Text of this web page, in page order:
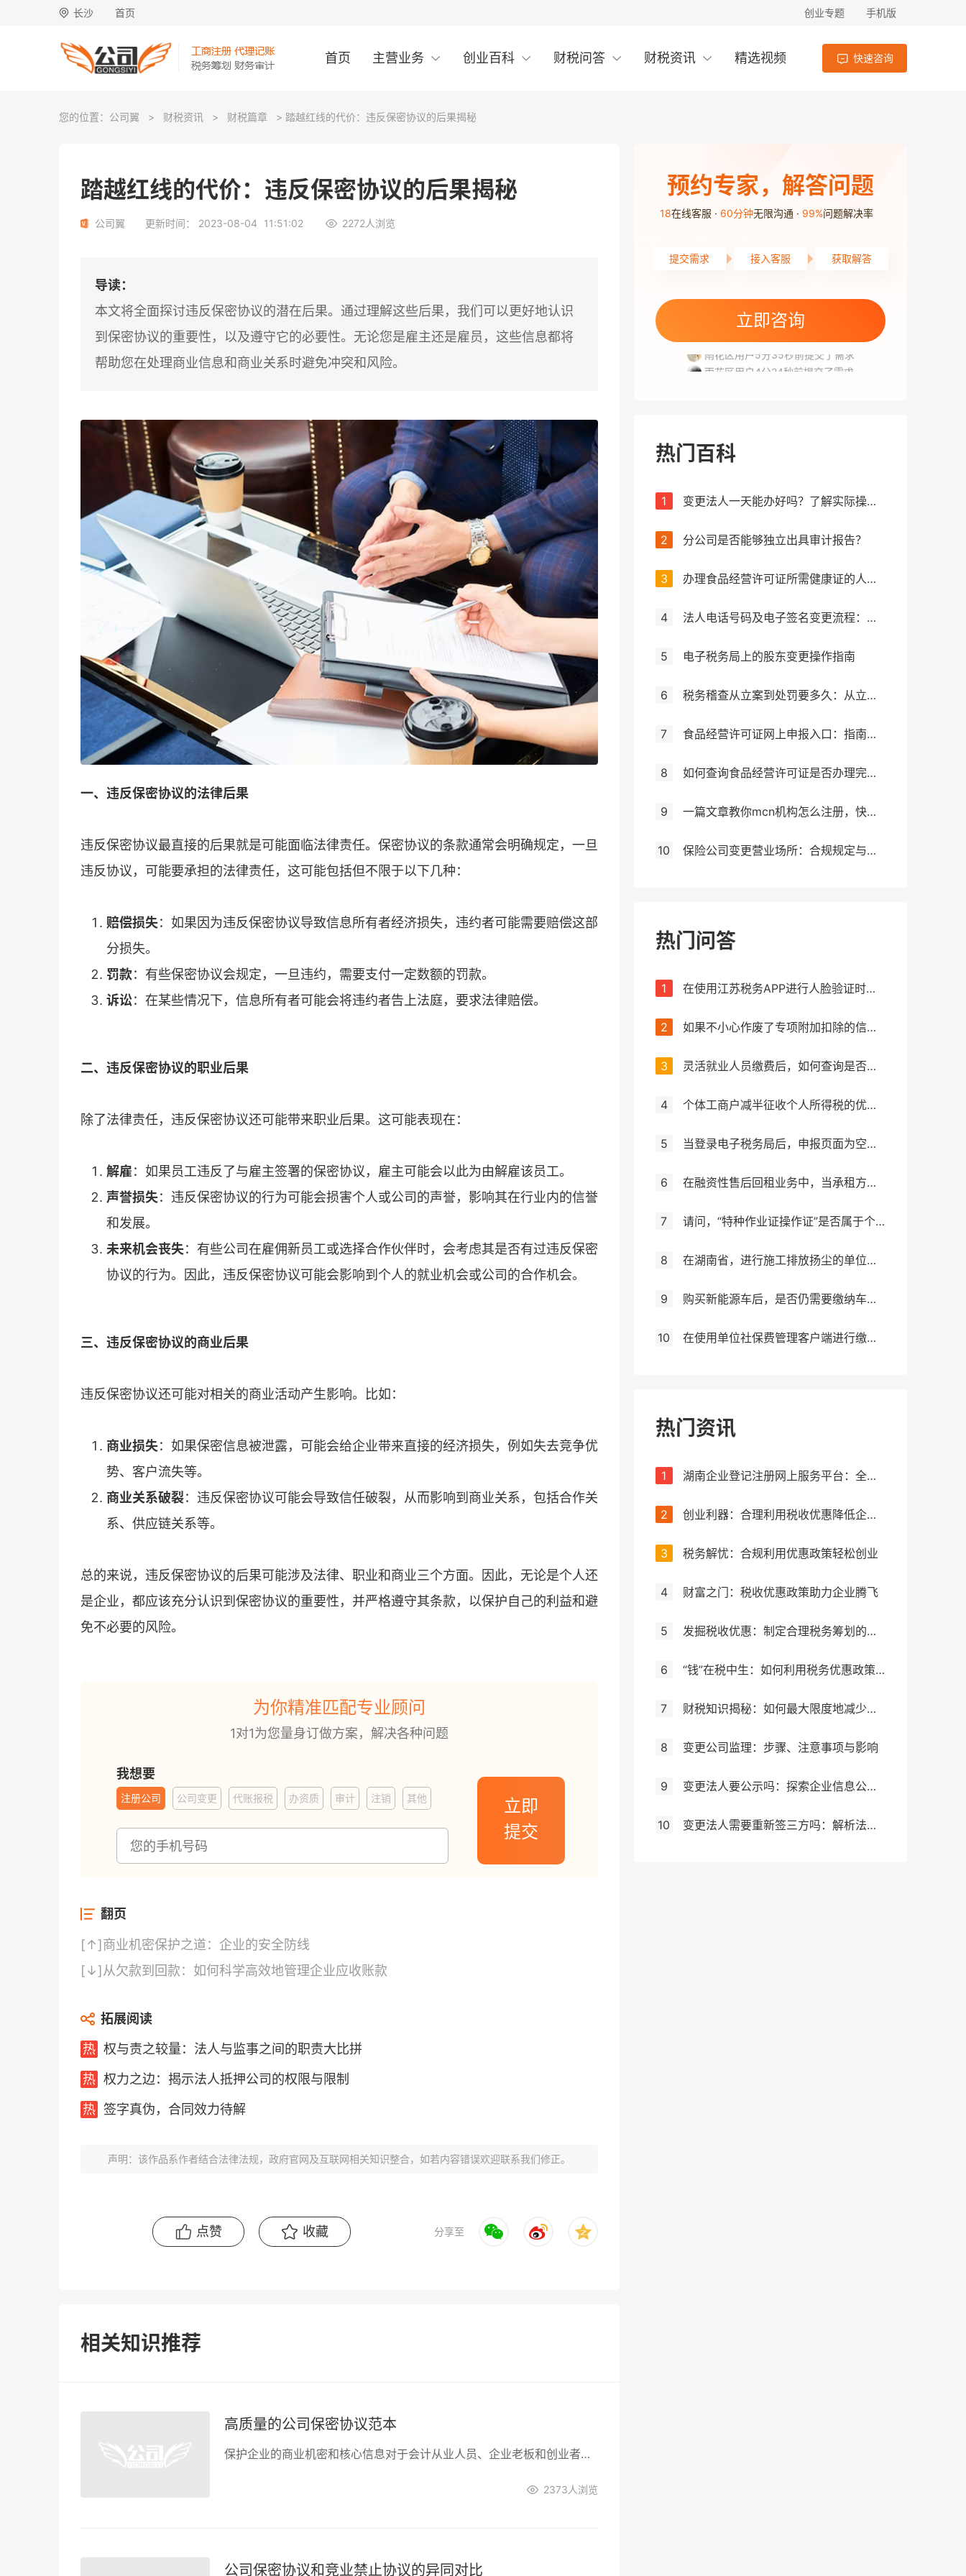
长沙 首页 创业专题 手机版
首页 主营业务 创业百科 财税问答 财税资讯 精选视频 快速咨询
您的位置： 公司翼 > 财税资讯 > 财税篇章 > 踏越红线的代价：违反保密协议的后果揭秘
踏越红线的代价：违反保密协议的后果揭秘
公司翼 更新时间： 2023-08-04 11:51:02 2272人浏览
导读：
本文将全面探讨违反保密协议的潜在后果。通过理解这些后果，我们可以更好地认识
到保密协议的重要性，以及遵守它的必要性。无论您是雇主还是雇员，这些信息都将
帮助您在处理商业信息和商业关系时避免冲突和风险。
一、违反保密协议的法律后果
违反保密协议最直接的后果就是可能面临法律责任。保密协议的条款通常会明确规定，一旦
违反协议，可能要承担的法律责任，这可能包括但不限于以下几种：
赔偿损失：如果因为违反保密协议导致信息所有者经济损失，违约者可能需要赔偿这部
分损失。
罚款：有些保密协议会规定，一旦违约，需要支付一定数额的罚款。
诉讼：在某些情况下，信息所有者可能会将违约者告上法庭，要求法律赔偿。
二、违反保密协议的职业后果
除了法律责任，违反保密协议还可能带来职业后果。这可能表现在：
解雇：如果员工违反了与雇主签署的保密协议，雇主可能会以此为由解雇该员工。
声誉损失：违反保密协议的行为可能会损害个人或公司的声誉，影响其在行业内的信誉
和发展。
未来机会丧失：有些公司在雇佣新员工或选择合作伙伴时，会考虑其是否有过违反保密
协议的行为。因此，违反保密协议可能会影响到个人的就业机会或公司的合作机会。
三、违反保密协议的商业后果
违反保密协议还可能对相关的商业活动产生影响。比如：
商业损失：如果保密信息被泄露，可能会给企业带来直接的经济损失，例如失去竞争优
势、客户流失等。
商业关系破裂：违反保密协议可能会导致信任破裂，从而影响到商业关系，包括合作关
系、供应链关系等。
总的来说，违反保密协议的后果可能涉及法律、职业和商业三个方面。因此，无论是个人还
是企业，都应该充分认识到保密协议的重要性，并严格遵守其条款，以保护自己的利益和避
免不必要的风险。
为你精准匹配专业顾问
1对1为您量身订做方案，解决各种问题
我想要
注册公司 公司变更 代账报税 办资质 审计 注销 其他
立即
提交
翻页
[↑]商业机密保护之道：企业的安全防线
[↓] 从欠款到回款：如何科学高效地管理企业应收账款
拓展阅读
权与责之较量：法人与监事之间的职责大比拼
权力之边：揭示法人抵押公司的权限与限制
签字真伪，合同效力待解
声明：该作品系作者结合法律法规，政府官网及互联网相关知识整合，如若内容错误欢迎联系我们修正。
点赞 收藏 分享至
相关知识推荐
高质量的公司保密协议范本
保护企业的商业机密和核心信息对于会计从业人员、企业老板和创业者都是至关重要的。在现代竞争激烈的商业环境中，签订高质量的公司保密协议是确保企业利益安全的重要步骤。本文将为您提供一份高质量的公司保密协议范本，帮助您有效保护企业的商业秘密。
2373 人浏览
公司保密协议和竞业禁止协议的异同对比
预约专家，解答问题
18在线客服 60分钟无限沟通 99%问题解决率
提交需求 接入客服 获取解答
立即咨询
高新区用户2分18秒前提交了需求
雨花区用户5分35秒前提交了需求
雨花区用户4分24秒前提交了需求
热门百科
1 变更法人一天能办好吗？了解实际操作所需时间
2 分公司是否能够独立出具审计报告？
3 办理食品经营许可证所需健康证的人数要求解析
4 法人电话号码及电子签名变更流程：详细步骤和注意事项解析
5 电子税务局上的股东变更操作指南
6 税务稽查从立案到处罚要多久：从立案到处罚的全过程
7 食品经营许可证网上申报入口：指南与流程
8 如何查询食品经营许可证是否办理完成？
9 一篇文章教你mcn机构怎么注册，快来get！
10 保险公司变更营业场所：合规规定与操作指南！
热门问答
1 在使用江苏税务APP进行人脸验证时失败，该如何处理？
2 如果不小心作废了专项附加扣除的信息，应该怎么处理？
3 灵活就业人员缴费后，如何查询是否成功缴费？如何获取缴费凭证？
4 个体工商户减半征收个人所得税的优惠力度是否有所增加？
5 当登录电子税务局后，申报页面为空白，应该如何处理？
6 在融资性售后回租业务中，当承租方出售资产时，是否需要征收增值税？
7 请问，“特种作业证操作证”是否属于个人所得税抵扣范围之内？
8 在湖南省，进行施工排放扬尘的单位应如何确定并计算其应纳环境保护税金额，涉及大气污染物排放的情况如何处理？
9 购买新能源车后，是否仍需要缴纳车船税？
10 在使用单位社保费管理客户端进行缴费时，如果提示缺少三方协议，应该如何处理？
热门资讯
1 湖南企业登记注册网上服务平台：全流程网上办理，让注册更简单
2 创业利器：合理利用税收优惠降低企业税负
3 税务解忧：合规利用优惠政策轻松创业
4 财富之门：税收优惠政策助力企业腾飞
5 发掘税收优惠：制定合理税务筹划的必要步骤
6 “钱”在税中生：如何利用税务优惠政策增加企业利润
7 财税知识揭秘：如何最大限度地减少税务负担
8 变更公司监理：步骤、注意事项与影响
9 变更法人要公示吗：探索企业信息公示制度
10 变更法人需要重新签三方吗：解析法人变更对劳动关系的影响